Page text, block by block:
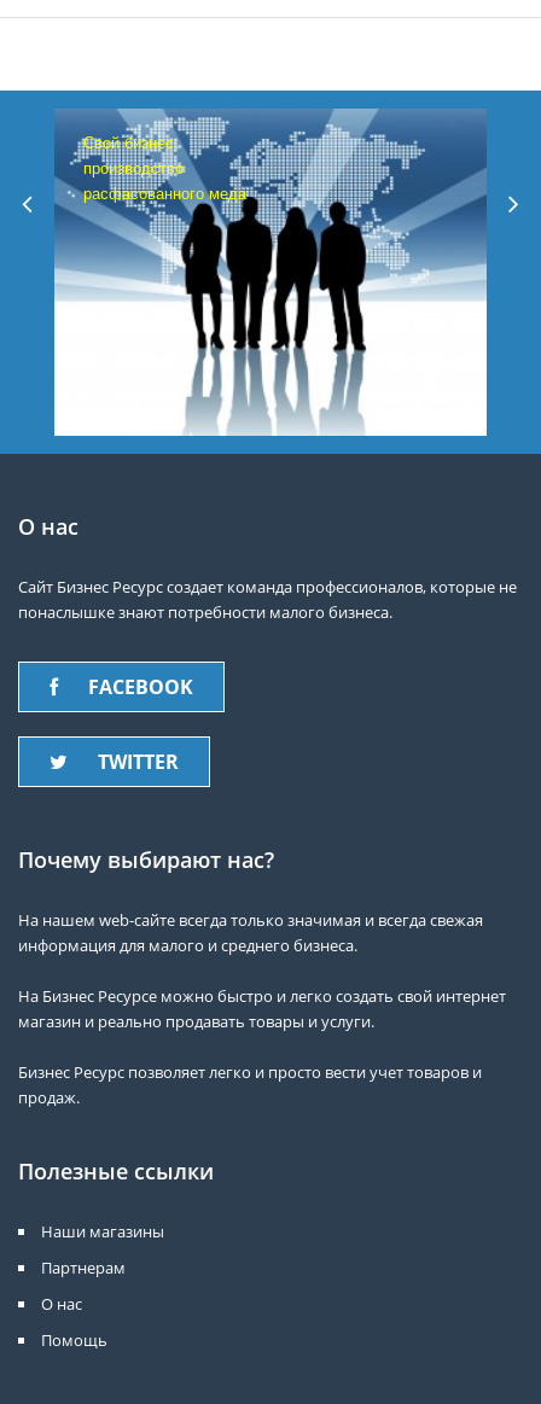
Свой бизнес:
производство
расфасованного меда
О нас
Сайт Бизнес Ресурс создает команда профессионалов, которые не
понаслышке знают потребности малого бизнеса.
FACEBOOK
TWITTER
Почему выбирают нас?
На нашем web-сайте всегда только значимая и всегда свежая
информация для малого и среднего бизнеса.
На Бизнес Ресурсе можно быстро и легко создать свой интернет
магазин и реально продавать товары и услуги.
Бизнес Ресурс позволяет легко и просто вести учет товаров и
продаж.
Полезные ссылки
Наши магазины
Партнерам
О нас
Помощь